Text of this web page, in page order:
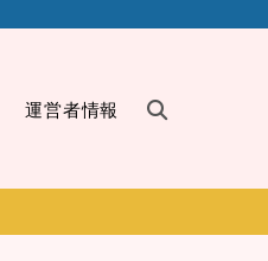
運営者情報